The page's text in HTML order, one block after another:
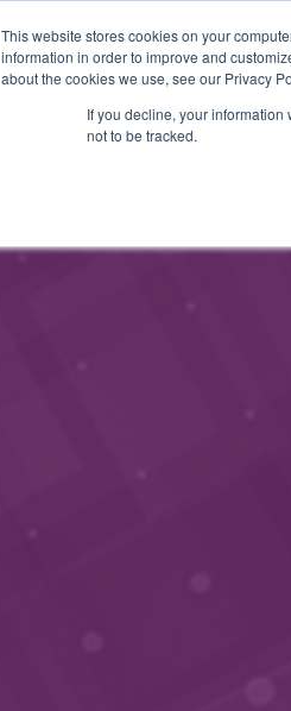
This website stores cookies on your
information in order to improve and
about the cookies we use, see our Privacy
If you decline, your
not to be tracked.
STARTHUB